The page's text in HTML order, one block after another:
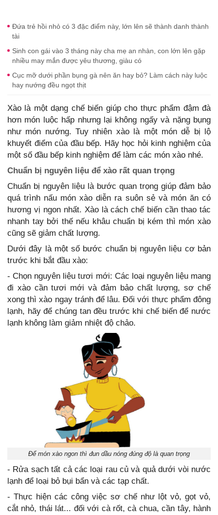
Đứa trẻ hồi nhỏ có 3 đặc điểm này, lớn lên sẽ thành danh thành
tài
Sinh con gái vào 3 tháng này cha mẹ an nhàn, con lớn lên gặp
nhiều may mắn được yêu thương, giàu có
Cục mỡ dưới phần bụng gà nên ăn hay bỏ? Làm cách này luộc
hay nướng đều ngọt thịt
Xào là một dạng chế biến giúp cho thực phẩm đậm đà
hơn món luộc hấp nhưng lại không ngấy và nặng bụng
như món nướng. Tuy nhiên xào là một món dễ bị lộ
khuyết điểm của đầu bếp. Hãy học hỏi kinh nghiệm của
một số đầu bếp kinh nghiệm để làm các món xào nhé.
Chuẩn bị nguyên liệu để xào rất quan trọng
Chuẩn bị nguyên liệu là bước quan trọng giúp đảm bảo
quá trình nấu món xào diễn ra suôn sẻ và món ăn có
hương vị ngon nhất. Xào là cách chế biến cần thao tác
nhanh tay bởi thế nếu khâu chuẩn bị kém thì món xào
cũng sẽ giảm chất lượng.
Dưới đây là một số bước chuẩn bị nguyên liệu cơ bản
trước khi bắt đầu xào:
- Chọn nguyên liệu tươi mới: Các loại nguyên liệu mang
đi xào cần tươi mới và đảm bảo chất lượng, sơ chế
xong thì xào ngay tránh để lâu. Đối với thực phẩm đông
lạnh, hãy để chúng tan đều trước khi chế biến để nước
lạnh không làm giảm nhiệt độ chảo.
Để món xào ngon thì đun dầu nóng đúng độ là quan trọng
- Rửa sạch tất cả các loại rau củ và quả dưới vòi nước
lạnh để loại bỏ bụi bẩn và các tạp chất.
- Thực hiện các công việc sơ chế như lột vỏ, gọt vỏ,
cắt nhỏ, thái lát... đối với cà rốt, cà chua, cần tây, hành